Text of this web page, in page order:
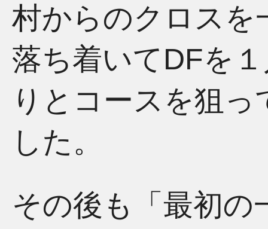
村からのクロスを
落ち着いてDFを
りとコースを狙
した。
その後も「最初の